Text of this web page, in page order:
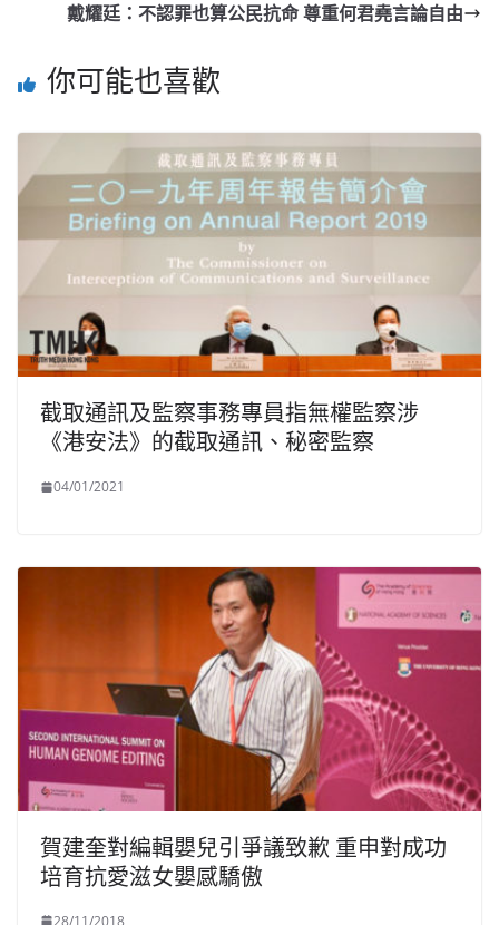
戴耀廷：不認罪也算公民抗命 尊重何君堯言論自由
你可能也喜歡
截取通訊及監察事務專員指無權監察涉
《港安法》的截取通訊、秘密監察
04/01/2021
賀建奎對編輯嬰兒引爭議致歉 重申對成功
培育抗愛滋女嬰感驕傲
28/11/2018